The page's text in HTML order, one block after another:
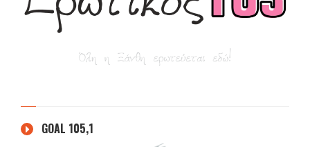
GOAL 105,1